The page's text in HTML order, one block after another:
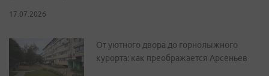
17.07.2026
От уютного двора до горнолыжного
курорта: как преображается Арсеньев